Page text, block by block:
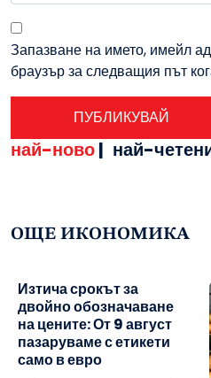
Запазване на името, имейл
браузър за следващия път
най-ново| най-
ОЩЕ ИКОНОМИКА
Изтича срокът за
двойно обозначаване
на цените: От 9 август
пазаруваме с етикети
само в евро